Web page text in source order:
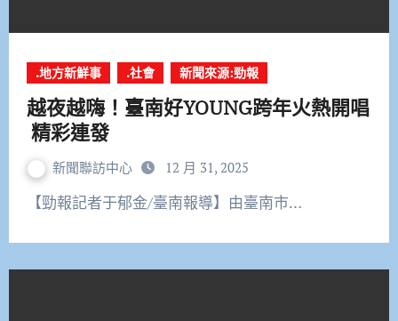
.地方新鮮事 .社會 新聞來源:勁報
越夜越嗨！臺南好YOUNG跨年火熱開唱
精彩連發
新聞聯訪中心 12 月 31, 2025
【勁報記者于郁金/臺南報導】由臺南市…